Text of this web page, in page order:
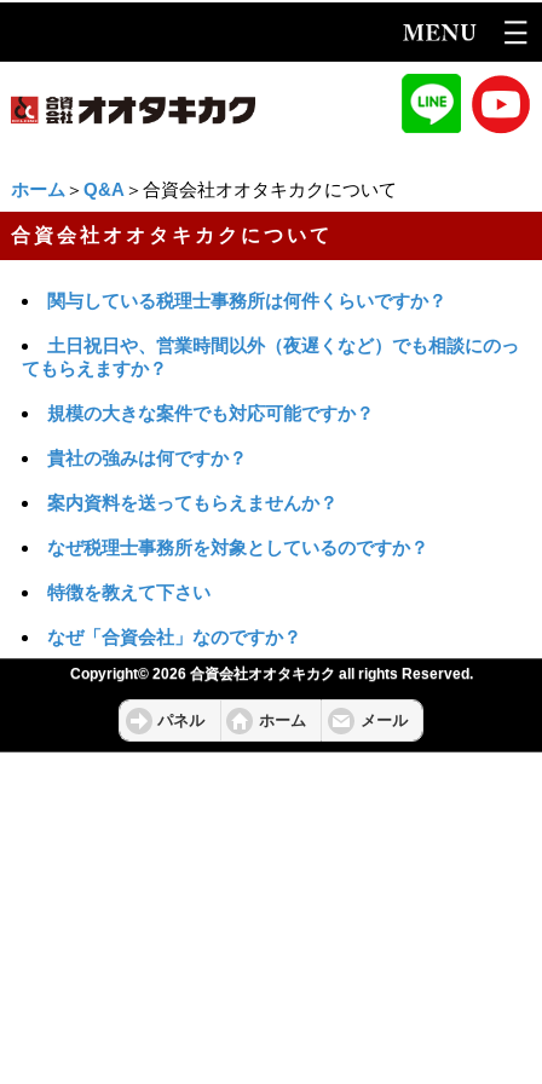
ホーム ＞ Q&A ＞合資会社オオタキカクについて
合資会社オオタキカクについて
関与している税理士事務所は何件くらいですか？
土日祝日や、営業時間以外（夜遅くなど）でも相談にのっ
てもらえますか？
規模の大きな案件でも対応可能ですか？
貴社の強みは何ですか？
案内資料を送ってもらえませんか？
なぜ税理士事務所を対象としているのですか？
特徴を教えて下さい
なぜ「合資会社」なのですか？
Copyright© 2026 合資会社オオタキカク all rights Reserved.
パネル ホーム メール